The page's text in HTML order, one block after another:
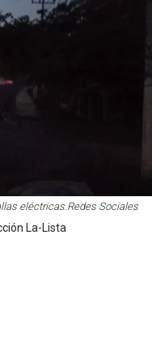
eléctricas.Redes Sociales
La-Lista